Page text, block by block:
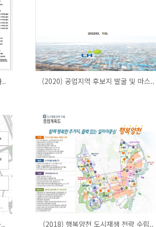
.. (2020) 공업지역 후보지 발굴 및 마스..
(2018) 행복양천 도시재생 전략 수립..